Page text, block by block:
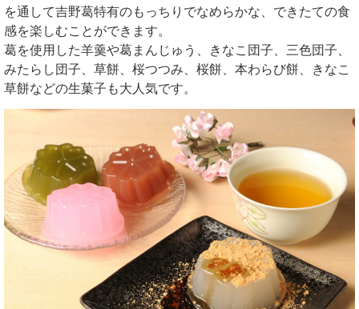
を通して吉野葛特有のもっちりでなめらかな、できたての食
感を楽しむことができます。
葛を使用した羊羹や葛まんじゅう、きなこ団子、三色団子、
みたらし団子、草餅、桜つつみ、桜餅、本わらび餅、きなこ
草餅などの生菓子も大人気です。